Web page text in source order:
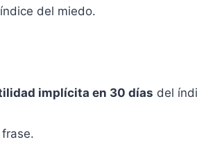
del miedo.
implícita en 30 días del